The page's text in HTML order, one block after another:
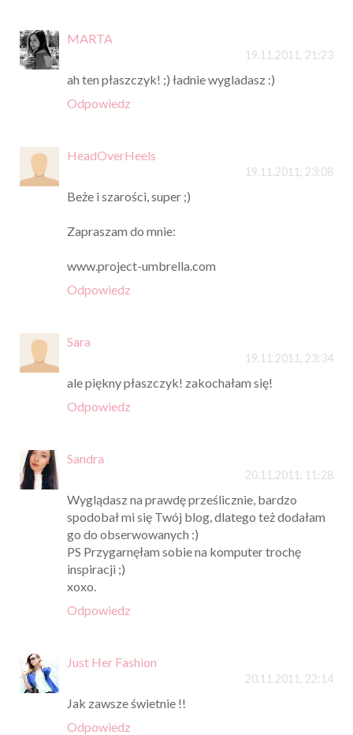
MARTA
19.11.2011, 21:23
ah ten płaszczyk! ;) ładnie wygladasz :)
Odpowiedz
HeadOverHeels
19.11.2011, 23:08
Beże i szarości, super ;)
Zapraszam do mnie:
www.project-umbrella.com
Odpowiedz
Sara
19.11.2011, 23:34
ale piękny płaszczyk! zakochałam się!
Odpowiedz
Sandra
20.11.2011, 11:28
Wyglądasz na prawdę prześlicznie, bardzo
spodobał mi się Twój blog, dlatego też dodałam
go do obserwowanych :)
PS Przygarnęłam sobie na komputer trochę
inspiracji ;)
xoxo.
Odpowiedz
Just Her Fashion
20.11.2011, 22:14
Jak zawsze świetnie !!
Odpowiedz